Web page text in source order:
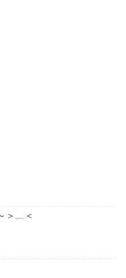
＞﹏＜